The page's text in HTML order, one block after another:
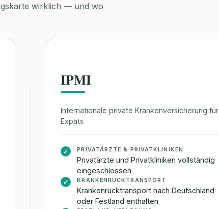
wirklich — und wo
IPMI
Internationale private Krankenversicherung für
Expats
✓ PRIVATÄRZTE & PRIVATKLINIKEN
Privatärzte und Privatkliniken vollständig
eingeschlossen
✓ KRANKENRÜCKTRANSPORT
Krankenrücktransport nach Deutschland
oder Festland enthalten